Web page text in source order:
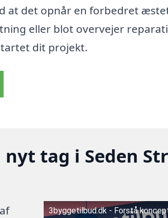
at det opnår en forbedret
eller blot overvejer
dit projekt.
tag i Seden
3byggetilbud.dk - Forstå